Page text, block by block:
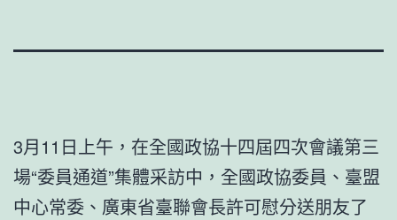
3月11日上午，在全國政協十四屆四次會議第三
場“委員通道”集體采訪中，全國政協委員、臺盟
中心常委、廣東省臺聯會長許可慰分送朋友了